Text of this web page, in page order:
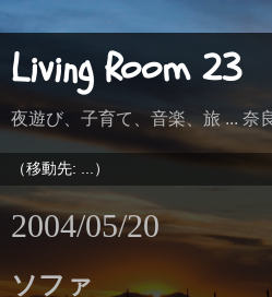
Living Room 23
夜遊び、子育て、音楽、旅 ... 奈
2004/05/20
ソファ